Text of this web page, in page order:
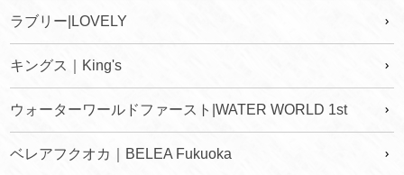
ラブリー|LOVELY
キングス｜King's
ウォーターワールドファースト|WATER WORLD 1st
ベレアフクオカ｜BELEA Fukuoka